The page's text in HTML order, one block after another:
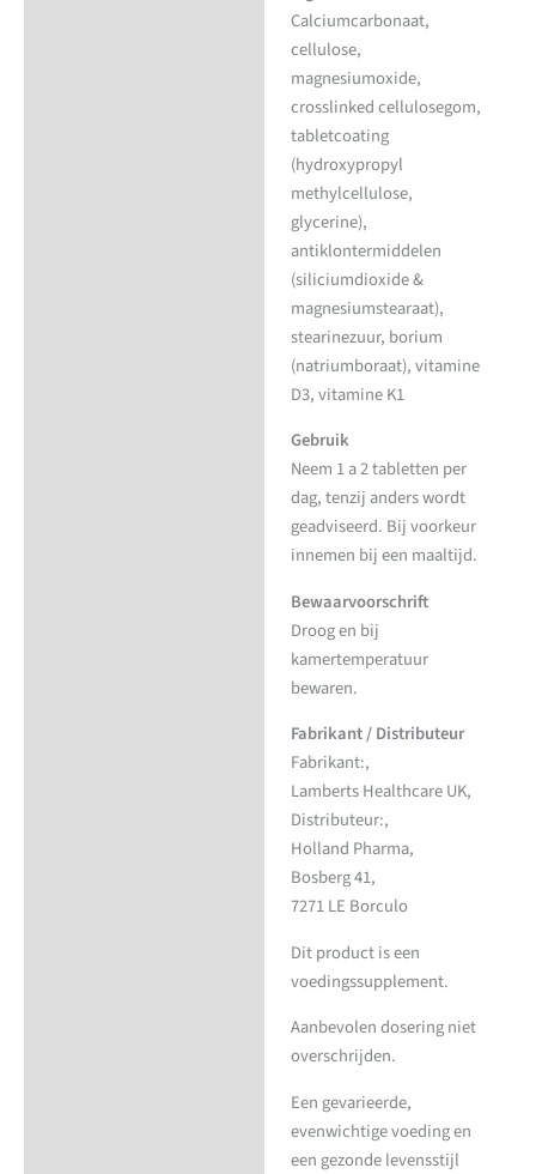
Calciumcarbonaat,
cellulose,
magnesiumoxide,
crosslinked cellulosegom,
tabletcoating
(hydroxypropyl
methylcellulose,
glycerine),
antiklontermiddelen
(siliciumdioxide &
magnesiumstearaat),
stearinezuur, borium
(natriumboraat), vitamine
D3, vitamine K1
Gebruik
Neem 1 a 2 tabletten per
dag, tenzij anders wordt
geadviseerd. Bij voorkeur
innemen bij een maaltijd.
Bewaarvoorschrift
Droog en bij
kamertemperatuur
bewaren.
Fabrikant / Distributeur
Fabrikant:,
Lamberts Healthcare UK,
Distributeur:,
Holland Pharma,
Bosberg 41,
7271 LE Borculo
Dit product is een
voedingssupplement.
Aanbevolen dosering niet
overschrijden.
Een gevarieerde,
evenwichtige voeding en
een gezonde levensstijl